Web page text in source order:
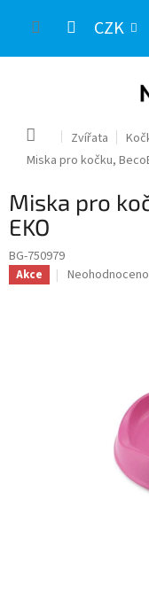
CZK
Domů Zvířata
Miska pro kočku,
Miska pro
EKO
BG-750979
Akce
Průměrné
Neohodnoceno